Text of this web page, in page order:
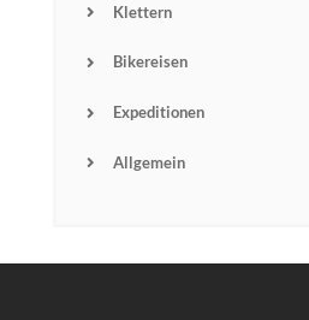
Klettern
Bikereisen
Expeditionen
Allgemein